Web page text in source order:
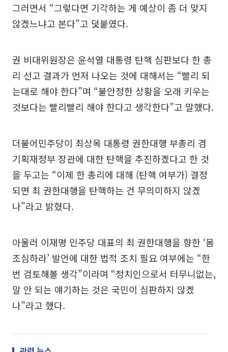
그러면서 “그렇다면 기각하는 게 예상이 좀 더 맞지
않겠느냐고 본다”고 덧붙였다.
권 비대위원장은 윤석열 대통령 탄핵 심판보다 한 총
리 선고 결과가 먼저 나오는 것에 대해서는 “빨리 되
는대로 해야 한다”며 “불안정한 상황을 오래 키우는
것보다는 빨리빨리 해야 한다고 생각한다”고 말했다.
더불어민주당이 최상목 대통령 권한대행 부총리 겸
기획재정부 장관에 대한 탄핵을 추진하겠다고 한 것
을 두고는 “이제 한 총리에 대해 (탄핵 여부가) 결정
되면 최 권한대행을 탄핵하는 건 무의미하지 않겠
나”라고 밝혔다.
아울러 이재명 민주당 대표의 최 권한대행을 향한 ‘몸
조심하라’ 발언에 대한 법적 조치 필요 여부에는 “한
번 검토해볼 생각”이라며 “정치인으로서 터무니없는,
말 안 되는 얘기하는 것은 국민이 심판하지 않겠
나”라고 했다.